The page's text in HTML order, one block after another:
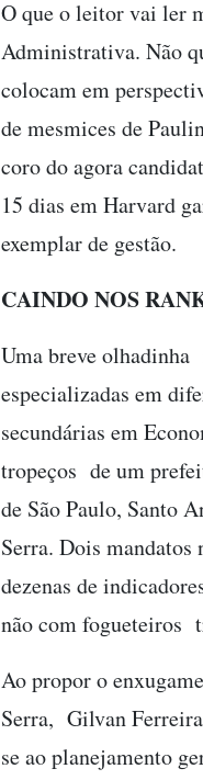
O que o leitor vai ler
Administrativa. Não
colocam em
de mesmices de
coro do agora
15 dias em Harvard
exemplar de gestão.
CAINDO NOS
Uma breve olhadinha
especializadas em
secundárias em
tropeços de um
de São Paulo, Santo
Serra. Dois
dezenas de
não com fogueteiros
Ao propor o
Serra, Gilvan
se ao planejamento